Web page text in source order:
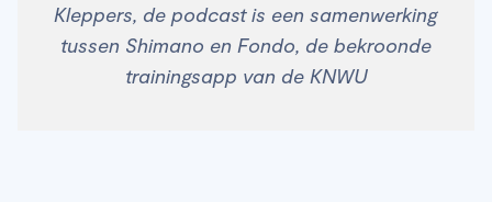
Kleppers, de podcast is een samenwerking
tussen Shimano en Fondo, de bekroonde
trainingsapp van de KNWU